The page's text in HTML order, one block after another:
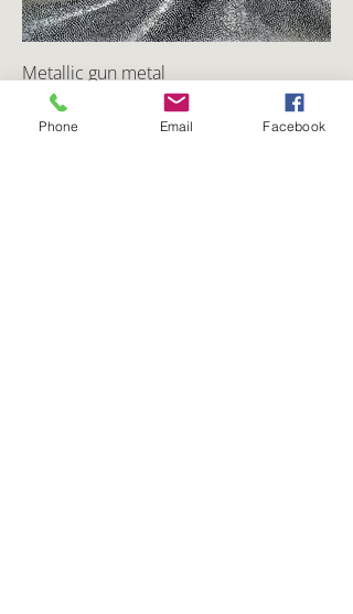
Metallic gun metal
Preço
CA$ 0,00
Phone Email Facebook